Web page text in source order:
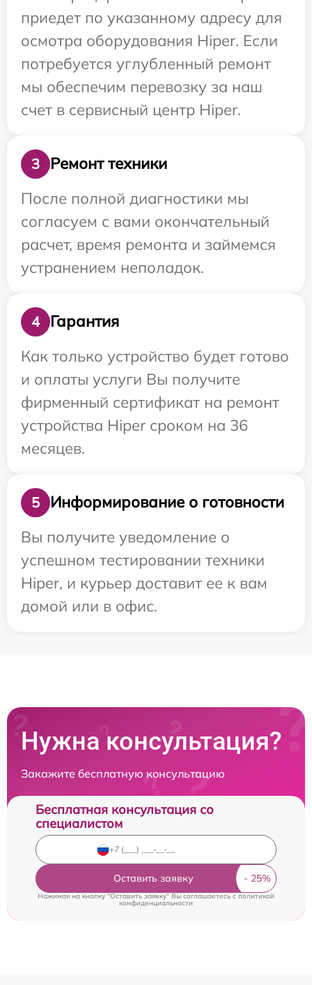
приедет по указанному адресу для
осмотра оборудования Hiper. Если
потребуется углубленный ремонт
мы обеспечим перевозку за наш
счет в сервисный центр Hiper.
3
Ремонт техники
После полной диагностики мы
согласуем с вами окончательный
расчет, время ремонта и займемся
устранением неполадок.
4
Гарантия
Как только устройство будет готово
и оплаты услуги Вы получите
фирменный сертификат на ремонт
устройства Hiper сроком на 36
месяцев.
5
Информирование о готовности
Вы получите уведомление о
успешном тестировании техники
Hiper, и курьер доставит ее к вам
домой или в офис.
Нужна консультация?
Закажите бесплатную консультацию
Бесплатная консультация со
специалистом
Оставить заявку
Нажимая на кнопку "Оставить заявку" Вы соглашаетесь cполитикой
конфиденциальности